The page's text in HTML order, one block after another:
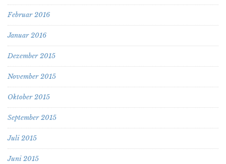
Februar 2016
Januar 2016
Dezember 2015
November 2015
Oktober 2015
September 2015
Juli 2015
Juni 2015